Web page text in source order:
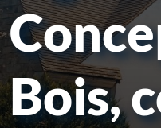
Bois,